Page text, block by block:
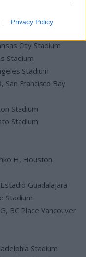
Privacy Policy
City Stadium
Stadium
Stadium
San Francisco Bay
Stadium
Stadium
H, Houston
Guadalajara
Stadium
BC Place Vancouver
Stadium